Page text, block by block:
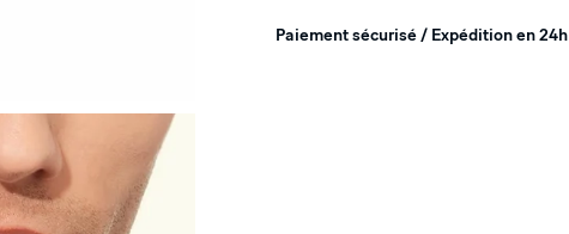
Paiement sécurisé / Expédition en 24h